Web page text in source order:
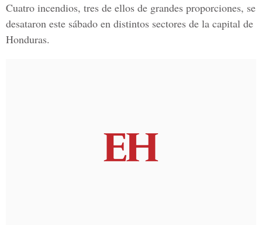
Cuatro incendios, tres de ellos de grandes proporciones, se
desataron este sábado en distintos sectores de la capital de
Honduras.